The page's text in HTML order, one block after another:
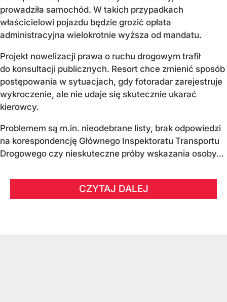
prowadziła samochód. W takich przypadkach
właścicielowi pojazdu będzie grozić opłata
administracyjna wielokrotnie wyższa od mandatu.
Projekt nowelizacji prawa o ruchu drogowym trafił
do konsultacji publicznych. Resort chce zmienić sposób
postępowania w sytuacjach, gdy fotoradar zarejestruje
wykroczenie, ale nie udaje się skutecznie ukarać
kierowcy.
Problemem są m.in. nieodebrane listy, brak odpowiedzi
na korespondencję Głównego Inspektoratu Transportu
Drogowego czy nieskuteczne próby wskazania osoby...
CZYTAJ DALEJ